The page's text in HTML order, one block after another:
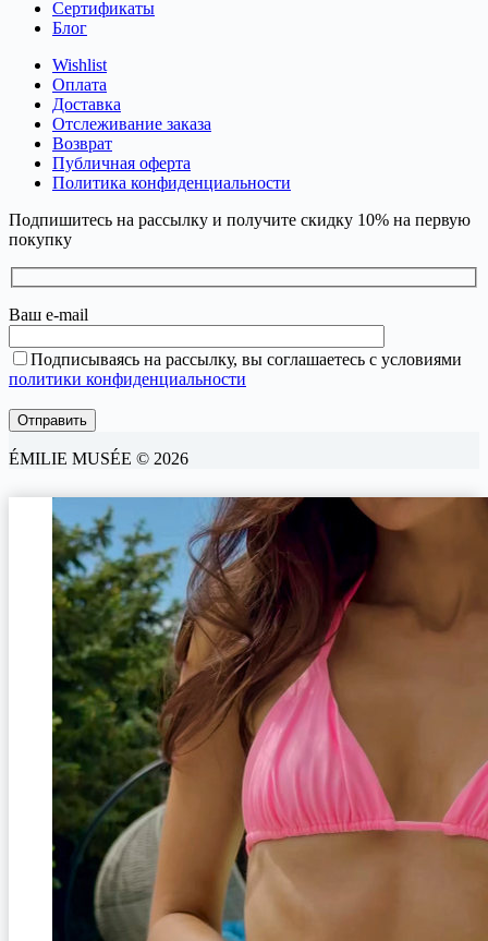
Сертификаты
Блог
Wishlist
Оплата
Доставка
Отслеживание заказа
Возврат
Публичная оферта
Политика конфиденциальности
Подпишитесь на рассылку и получите скидку 10% на первую
покупку
Ваш e-mail
Подписываясь на рассылку, вы соглашаетесь с условиями
политики конфиденциальности
ÉMILIE MUSÉE © 2026